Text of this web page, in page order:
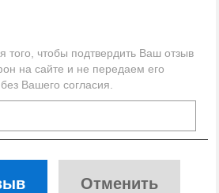
чтобы подтвердить Ваш отзыв
на сайте и не передаем его
Вашего согласия.
Отменить